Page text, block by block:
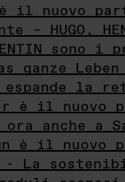
è il nuovo
– HUGO,
ganze
espande
è il nuovo
ora anche a
è il nuovo
- La